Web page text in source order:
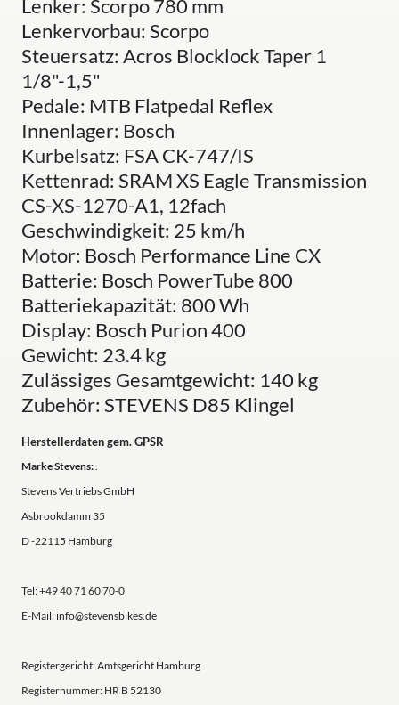
Lenker: Scorpo 780 mm
Lenkervorbau: Scorpo
Steuersatz: Acros Blocklock Taper 1
1/8"-1,5"
Pedale: MTB Flatpedal Reflex
Innenlager: Bosch
Kurbelsatz: FSA CK-747/IS
Kettenrad: SRAM XS Eagle Transmission
CS-XS-1270-A1, 12fach
Geschwindigkeit: 25 km/h
Motor: Bosch Performance Line CX
Batterie: Bosch PowerTube 800
Batteriekapazität: 800 Wh
Display: Bosch Purion 400
Gewicht: 23.4 kg
Zulässiges Gesamtgewicht: 140 kg
Zubehör: STEVENS D85 Klingel
Herstellerdaten gem. GPSR
Marke Stevens:.
Stevens Vertriebs GmbH
Asbrookdamm 35
D -22115 Hamburg
Tel: +49 40 71 60 70-0
E-Mail: info@stevensbikes.de
Registergericht: Amtsgericht Hamburg
Registernummer: HR B 52130